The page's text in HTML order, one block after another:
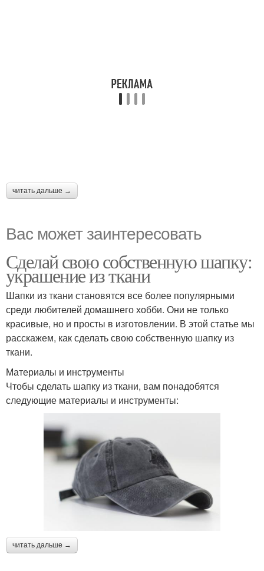
читать дальше →
Вас может заинтересовать
Сделай свою собственную шапку:
украшение из ткани
Шапки из ткани становятся все более популярными
среди любителей домашнего хобби. Они не только
красивые, но и просты в изготовлении. В этой статье мы
расскажем, как сделать свою собственную шапку из
ткани.
Материалы и инструменты
Чтобы сделать шапку из ткани, вам понадобятся
следующие материалы и инструменты:
читать дальше →